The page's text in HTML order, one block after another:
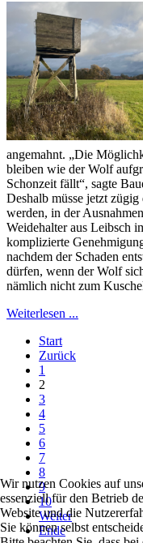
angemahnt. „Die
bleiben wie der Wolf
Schonzeit fällt“, sagte
Deshalb müsse jetzt
werden, in der
Weidehalter aus Leibsch
komplizierte
nachdem der Schaden
dürfen, wenn der Wolf
nämlich nicht zum
Weiterlesen ...
Start
Zurück
1
2
3
4
5
6
7
8
9
10
Weiter
Ende
Wir nutzen Cookies auf
essenziell für den Betrieb
Website und die
Sie können selbst